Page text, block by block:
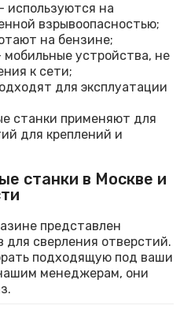
используются на
взрывоопасностью;
на бензине;
устройства, не
к сети;
для эксплуатации
станки применяют для
для креплений и
станки в Москве и
представлен
для сверления отверстий.
подходящую под ваши
менеджерам, они